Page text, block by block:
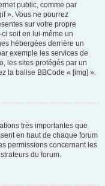
public, comme par
». Vous ne pourrez
sur votre propre
soit en lui-même un
hébergées derrière un
exemple les services de
les sites protégés par un
la balise BBCode « [img] ».
très importantes que
en haut de chaque forum
permissions concernant les
du forum.